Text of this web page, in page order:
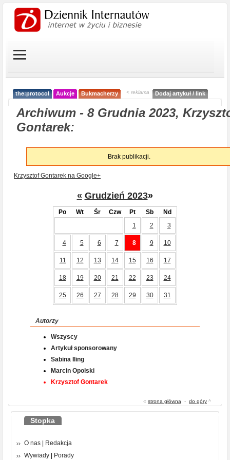
the:protocol Aukcje Bukmacherzy < reklama Dodaj artykuł / link
Archiwum - 8 Grudnia 2023,
Gontarek:
Brak publikacji.
Krzysztof Gontarek na Google+
« Grudzień 2023»
Po Wt Śr Czw Pt Sb
Nd
1
2 3
4 5 6 7 8 9 10
11 12 13 14 15 16 17
18 19 20 21 22 23 24
25 26 27 28 29 30 31
Autorzy
Wszyscy
Artykuł sponsorowany
Sabina Iling
Marcin Opolski
Krzysztof Gontarek
« strona główna - do góry ^
Stopka
O nas
Redakcja
Wywiady
Porady